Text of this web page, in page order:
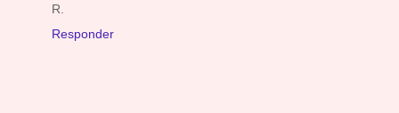
R.
Responder